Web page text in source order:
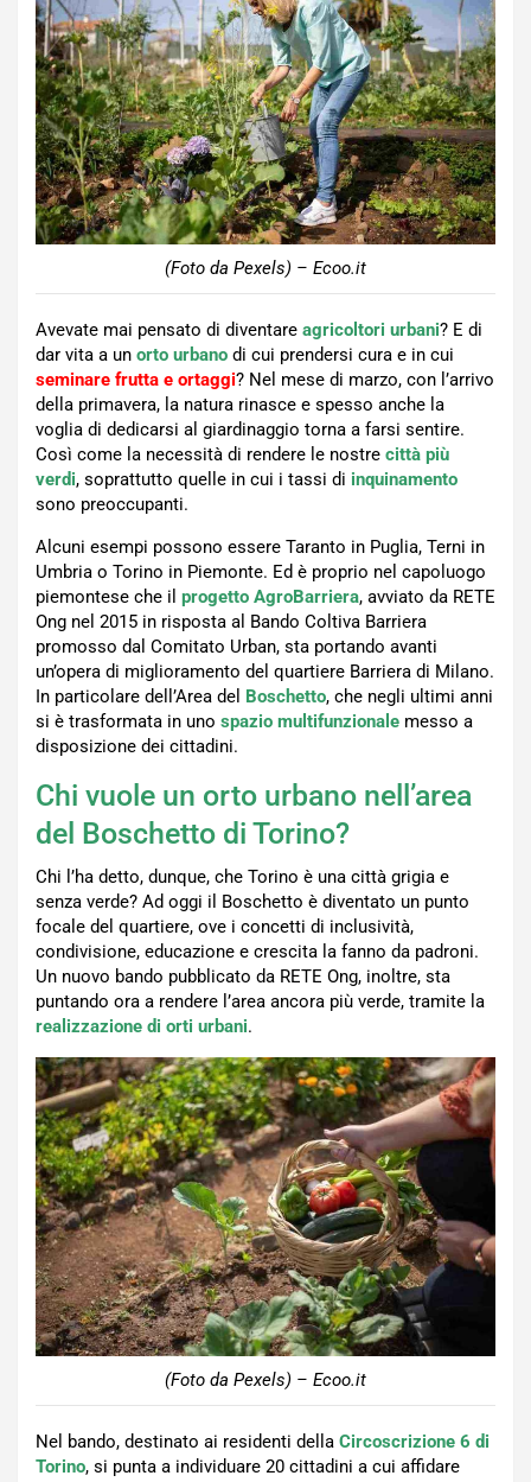
(Foto da Pexels) – Ecoo.it
Avevate mai pensato di diventare agricoltori urbani? E di
dar vita a un orto urbano di cui prendersi cura e in cui
seminare frutta e ortaggi? Nel mese di marzo, con l’arrivo
della primavera, la natura rinasce e spesso anche la
voglia di dedicarsi al giardinaggio torna a farsi sentire.
Così come la necessità di rendere le nostre città più
verdi, soprattutto quelle in cui i tassi di inquinamento
sono preoccupanti.
Alcuni esempi possono essere Taranto in Puglia, Terni in
Umbria o Torino in Piemonte. Ed è proprio nel capoluogo
piemontese che il progetto AgroBarriera, avviato da RETE
Ong nel 2015 in risposta al Bando Coltiva Barriera
promosso dal Comitato Urban, sta portando avanti
un’opera di miglioramento del quartiere Barriera di Milano.
In particolare dell’Area del Boschetto, che negli ultimi anni
si è trasformata in uno spazio multifunzionale messo a
disposizione dei cittadini.
Chi vuole un orto urbano nell’area
del Boschetto di Torino?
Chi l’ha detto, dunque, che Torino è una città grigia e
senza verde? Ad oggi il Boschetto è diventato un punto
focale del quartiere, ove i concetti di inclusività,
condivisione, educazione e crescita la fanno da padroni.
Un nuovo bando pubblicato da RETE Ong, inoltre, sta
puntando ora a rendere l’area ancora più verde, tramite la
realizzazione di orti urbani.
(Foto da Pexels) – Ecoo.it
Nel bando, destinato ai residenti della Circoscrizione 6 di
Torino, si punta a individuare 20 cittadini a cui affidare